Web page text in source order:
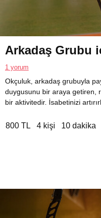
Arkadaş Grubu
1 yorum
Okçuluk, arkadaş grubuyla
duygusunu bir araya getiren,
bir aktivitedir. İsabetinizi
800 TL 4 kişi 10 dakika